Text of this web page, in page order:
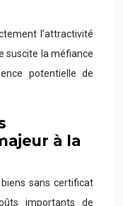
l’attractivité
suscite la méfiance
potentielle de
à la
sans certificat
importants de